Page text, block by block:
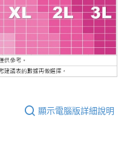
顯示電腦版詳細說明